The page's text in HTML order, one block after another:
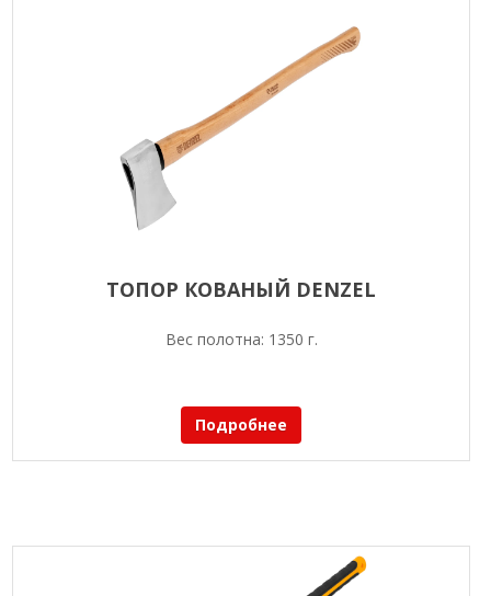
ТОПОР КОВАНЫЙ DENZEL
Вес полотна: 1350 г.
Подробнее